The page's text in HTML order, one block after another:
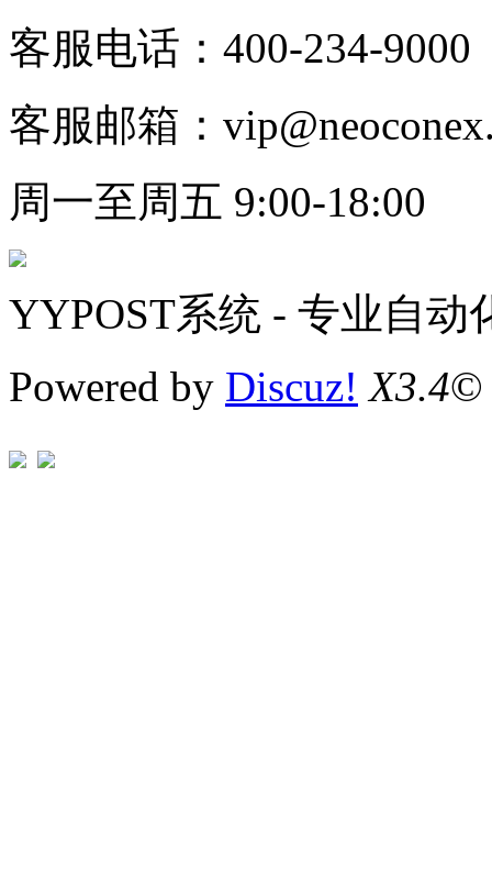
客服电话：400-234-9000
客服邮箱：
周一至周五 9:00-18:00
YYPOST系统 - 专业自动
Powered by Discuz! X3.4©